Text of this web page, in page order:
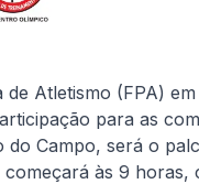
Atletismo (FPA)
para as
Campo, será o
às 9